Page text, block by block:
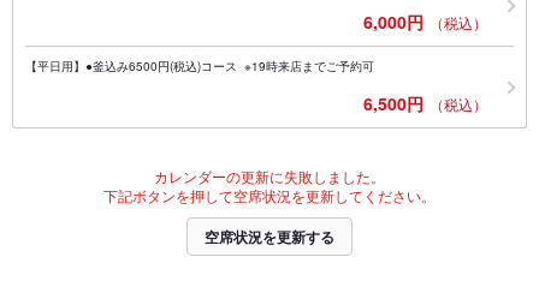
6,000円 （税込）
【平日用】●釜込み6500円(税込)コース ※19時来店までご予約可
6,500円 （税込）
カレンダーの更新に失敗しました。
下記ボタンを押して空席状況を更新してください。
空席状況を更新する